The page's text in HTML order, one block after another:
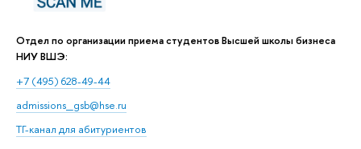
Отдел по организации приема студентов Высшей школы бизнеса
НИУ ВШЭ:
+7 (495) 628-49-44
admissions_gsb@hse.ru
ТГ-канал для абитуриентов